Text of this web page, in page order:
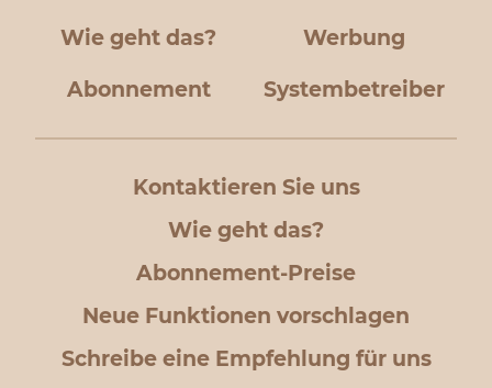
Wie geht das? Werbung
Abonnement Systembetreiber
Kontaktieren Sie uns
Wie geht das?
Abonnement-Preise
Neue Funktionen vorschlagen
Schreibe eine Empfehlung für uns